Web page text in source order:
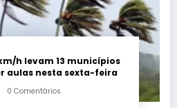
h levam 13 municípios
aulas nesta sexta-feira
0 Comentários